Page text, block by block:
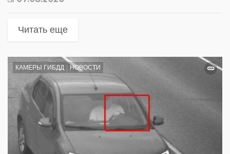
Читать еще
КАМЕРЫ ГИБДД НОВОСТИ